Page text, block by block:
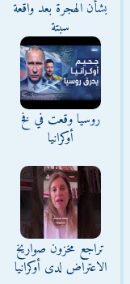
بشأن الهجرة بعد واقعة
سبتة
روسيا وقعت في فخ
أوكرانيا
تراجع مخزون صواريخ
الاعتراض لدى أوكرانيا